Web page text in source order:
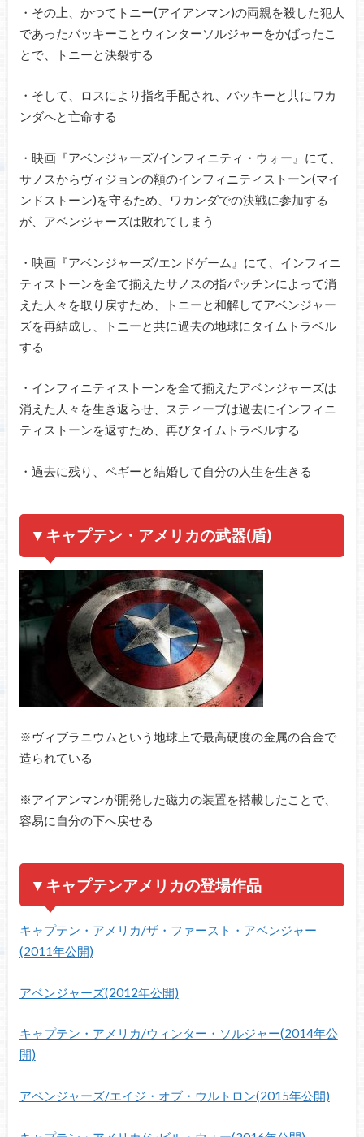
・その上、かつてトニー(アイアンマン)の両親を殺した犯人
であったバッキーことウィンターソルジャーをかばったこ
とで、トニーと決裂する
・そして、ロスにより指名手配され、バッキーと共にワカ
ンダへと亡命する
・映画『アベンジャーズ/インフィニティ・ウォー』にて、
サノスからヴィジョンの額のインフィニティストーン(マイ
ンドストーン)を守るため、ワカンダでの決戦に参加する
が、アベンジャーズは敗れてしまう
・映画『アベンジャーズ/エンドゲーム』にて、インフィニ
ティストーンを全て揃えたサノスの指パッチンによって消
えた人々を取り戻すため、トニーと和解してアベンジャー
ズを再結成し、トニーと共に過去の地球にタイムトラベル
する
・インフィニティストーンを全て揃えたアベンジャーズは
消えた人々を生き返らせ、スティーブは過去にインフィニ
ティストーンを返すため、再びタイムトラベルする
・過去に残り、ペギーと結婚して自分の人生を生きる
▼キャプテン・アメリカの武器(盾)
※ヴィブラニウムという地球上で最高硬度の金属の合金で
造られている
※アイアンマンが開発した磁力の装置を搭載したことで、
容易に自分の下へ戻せる
▼キャプテンアメリカの登場作品
キャプテン・アメリカ/ザ・ファースト・アベンジャー
(2011年公開)
アベンジャーズ(2012年公開)
キャプテン・アメリカ/ウィンター・ソルジャー(2014年公
開)
アベンジャーズ/エイジ・オブ・ウルトロン(2015年公開)